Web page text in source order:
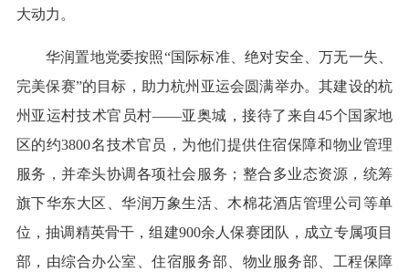
大动力。
华润置地党委按照“国际标准、绝对安全、万无一失、
完美保赛”的目标，助力杭州亚运会圆满举办。其建设的杭
州亚运村技术官员村——亚奥城，接待了来自45个国家地
区的约3800名技术官员，为他们提供住宿保障和物业管理
服务，并牵头协调各项社会服务；整合多业态资源，统筹
旗下华东大区、华润万象生活、木棉花酒店管理公司等单
位，抽调精英骨干，组建900余人保赛团队，成立专属项目
部，由综合办公室、住宿服务部、物业服务部、工程保障